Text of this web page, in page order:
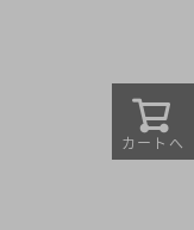
カートへ